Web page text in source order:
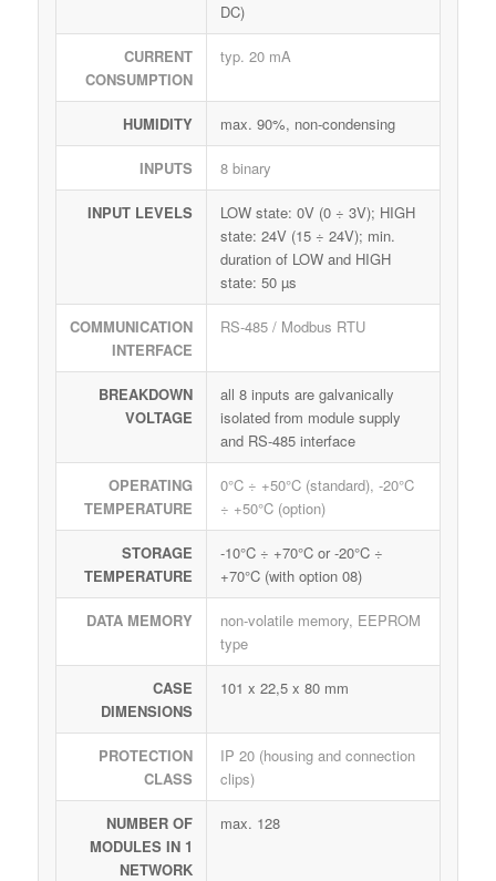
DC)
CURRENT
CONSUMPTION
typ. 20 mA
HUMIDITY max. 90%, non-condensing
INPUTS 8 binary
INPUT LEVELS
LOW state: 0V (0 ÷ 3V); HIGH
state: 24V (15 ÷ 24V); min.
duration of LOW and HIGH
state: 50 µs
COMMUNICATION
INTERFACE
RS-485 / Modbus RTU
BREAKDOWN
VOLTAGE
all 8 inputs are galvanically
isolated from module supply
and RS-485 interface
OPERATING
TEMPERATURE
0°C ÷ +50°C (standard), -20°C
÷ +50°C (option)
STORAGE
TEMPERATURE
-10°C ÷ +70°C or -20°C ÷
+70°C (with option 08)
DATA MEMORY
non-volatile memory, EEPROM
type
CASE
DIMENSIONS
101 x 22,5 x 80 mm
PROTECTION
CLASS
IP 20 (housing and connection
clips)
NUMBER OF
MODULES IN 1
NETWORK
max. 128